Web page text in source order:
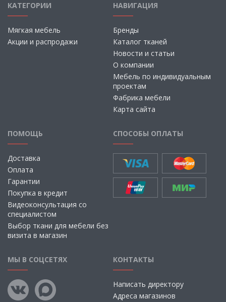
КАТЕГОРИИ
Мягкая мебель
Акции и распродажи
НАВИГАЦИЯ
Бренды
Каталог тканей
Новости и статьи
О компании
Мебель по индивидуальным
проектам
Фабрика мебели
Карта сайта
ПОМОЩЬ
Доставка
Оплата
Гарантии
Покупка в кредит
Видеоконсультация со
специалистом
Выбор ткани для мебели без
визита в магазин
СПОСОБЫ ОПЛАТЫ
МЫ В СОЦСЕТЯХ КОНТАКТЫ
Написать директору
Адреса магазинов